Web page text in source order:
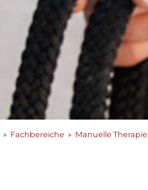
» Fachbereiche » Manuelle Therapie